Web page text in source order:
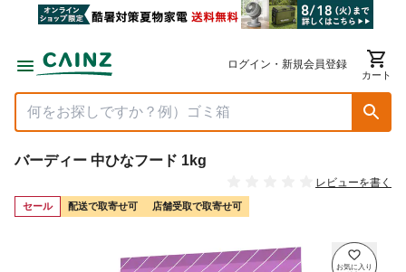
ログイン・新規会員登録
カート
バーディー 中ひなフード 1kg
レビューを書く
セール 配送で取寄せ可 店舗受取で取寄せ可